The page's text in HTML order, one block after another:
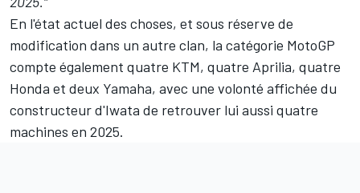
En l'état actuel des choses, et sous réserve de
modification dans un autre clan, la catégorie MotoGP
compte également quatre KTM, quatre Aprilia, quatre
Honda et deux Yamaha, avec une volonté affichée du
constructeur d'Iwata de retrouver lui aussi quatre
machines en 2025.